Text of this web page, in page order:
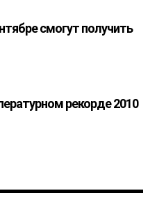
смогут получить
рекорде 2010